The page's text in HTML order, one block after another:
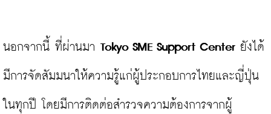
นอกจากนี้ ที่ผ่านมา Tokyo SME Support Center ยังได้
มีการจัดสัมมนาให้ความรู้แก่ผู้ประกอบการไทยและญี่ปุ่น
ในทุกปี โดยมีการติดต่อสำรวจความต้องการจากผู้